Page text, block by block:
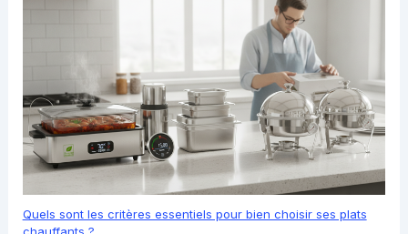
Quels sont les critères essentiels pour bien choisir ses plats